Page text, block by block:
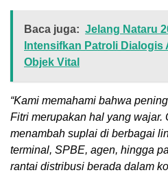
Baca juga: Jelang Nataru
Intensifkan Patroli Dialogis
Objek Vital
“Kami memahami bahwa
Fitri merupakan hal yang wajar.
menambah suplai di berbagai
terminal, SPBE, agen, hingga
rantai distribusi berada dalam